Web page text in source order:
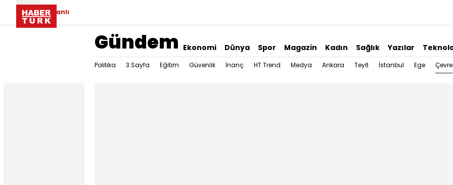
Canlı
Gündem Ekonomi Dünya Spor Magazin Kadın Sağlık Yazılar
Politika 3.Sayfa Eğitim Güvenlik İnanç HT Trend Medya Ankara Teyit İstanbul Ege Çevre